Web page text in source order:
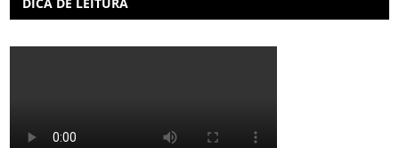
DICA DE LEITURA